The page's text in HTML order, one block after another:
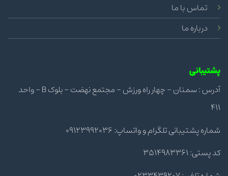
تماس با ما
درباره ما
پشتیبانی
آدرس : سمنان - چهار راه ورزش - مجتمع نهضت - بلوک B - واحد
411
شماره پشتیبانی تلگرام و واتساپ: 09123992036
کد پستی: 3514983361